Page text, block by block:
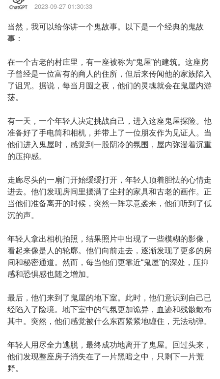
2023-09-27 01:30:33
当然，我可以给你讲一个鬼故事。以下是一个经典的鬼故
事：
在一个古老的村庄里，有一座被称为“鬼屋”的建筑。这座房
子曾经是一位富有的商人的住所，但后来传闻他的家族陷入
了诅咒。据说，每当月圆之夜，他们的灵魂就会在鬼屋内游
荡。
有一天，一个年轻人决定挑战自己，进入这座鬼屋探险。他
准备好了手电筒和相机，并带上了一位朋友作为见证人。当
他们进入鬼屋时，感觉到一股阴冷的氛围，屋内弥漫着沉重
的压抑感。
走廊尽头的一扇门开始缓缓打开，年轻人顶着胆怯的心情走
进去。他们发现房间里摆满了尘封的家具和古老的画作。正
当他们准备离开的时候，突然一阵寒意袭来，他们听到了低
沉的声。
年轻人拿出相机拍照，结果照片中出现了一些模糊的影像，
看起来像是人的轮廓。他们向前走去，逐渐发现了更多的房
间和秘密通道。然而，每当他们更靠近“鬼屋”的深处，压抑
感和恐惧感也随之增加。
最后，他们来到了鬼屋的地下室。此时，他们意识到自己已
经陷入了险境。地下室中的气氛更加诡异，血迹和残骸散布
其中。突然，他们感觉被什么东西紧紧地缠住，无法动弹。
年轻人用尽全力逃脱，最终成功地离开了鬼屋。回过头来，
他们发现整座房子消失在了一片黑暗之中，只剩下一片荒
野。